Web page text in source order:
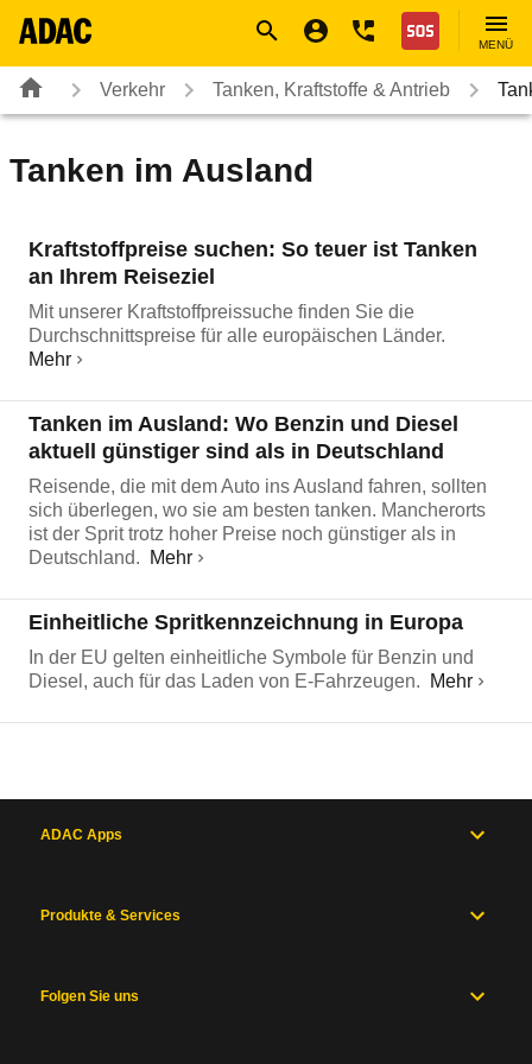
Nothilfe
MENÜ
Verkehr Tanken, Kraftstoffe & Antrieb
Tanken im Ausland
Kraftstoffpreise suchen: So teuer ist Tanken
an Ihrem Reiseziel
Mit unserer Kraftstoffpreissuche finden Sie die
Durchschnittspreise für alle europäischen Länder.
Mehr
Tanken im Ausland: Wo Benzin und Diesel
aktuell günstiger sind als in Deutschland
Reisende, die mit dem Auto ins Ausland fahren, sollten
sich überlegen, wo sie am besten tanken. Mancherorts
ist der Sprit trotz hoher Preise noch günstiger als in
Deutschland.
Mehr
Einheitliche Spritkennzeichnung in Europa
In der EU gelten einheitliche Symbole für Benzin und
Diesel, auch für das Laden von E-Fahrzeugen.
Mehr
ADAC Apps
Produkte & Services
Folgen Sie uns